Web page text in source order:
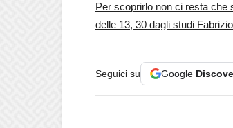
Per scoprirlo non ci resta che
delle 13, 30 dagli studi
Seguici su Google